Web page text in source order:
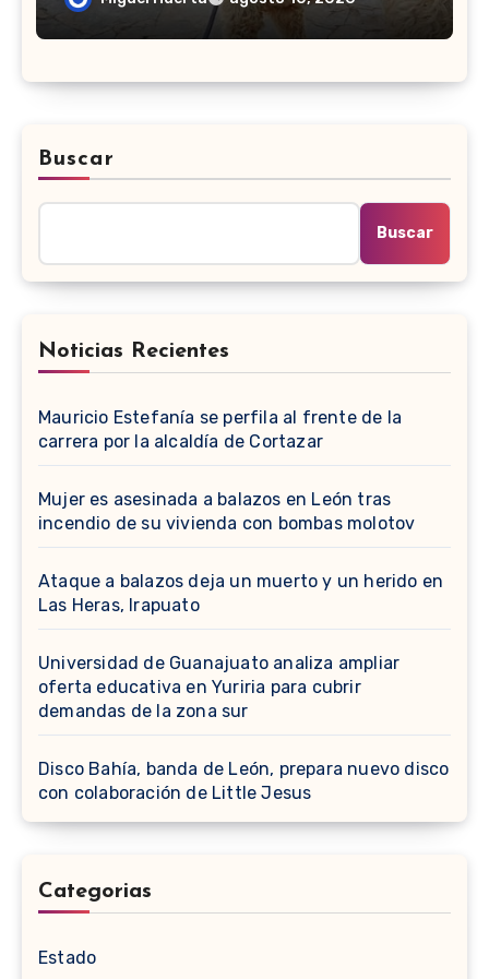
Buscar
Buscar
Noticias Recientes
Mauricio Estefanía se perfila al frente de la
carrera por la alcaldía de Cortazar
Mujer es asesinada a balazos en León tras
incendio de su vivienda con bombas molotov
Ataque a balazos deja un muerto y un herido en
Las Heras, Irapuato
Universidad de Guanajuato analiza ampliar
oferta educativa en Yuriria para cubrir
demandas de la zona sur
Disco Bahía, banda de León, prepara nuevo disco
con colaboración de Little Jesus
Categorias
Estado